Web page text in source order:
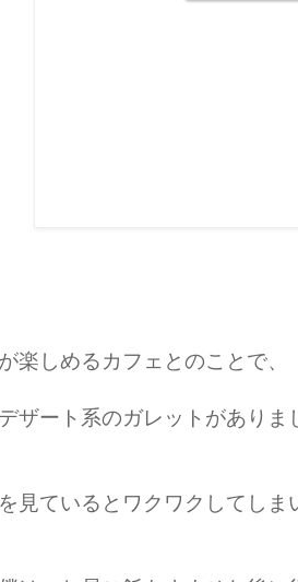
楽しめるカフェとのことで、
ザート系のガレットがありま
見ているとワクワクしてしま